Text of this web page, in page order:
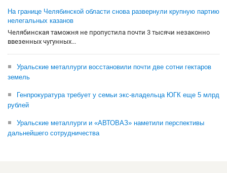
На границе Челябинской области снова развернули крупную партию
нелегальных казанов
Челябинская таможня не пропустила почти 3 тысячи незаконно
ввезенных чугунных...
Уральские металлурги восстановили почти две сотни гектаров
земель
Генпрокуратура требует у семьи экс-владельца ЮГК еще 5 млрд
рублей
Уральские металлурги и «АВТОВАЗ» наметили перспективы
дальнейшего сотрудничества